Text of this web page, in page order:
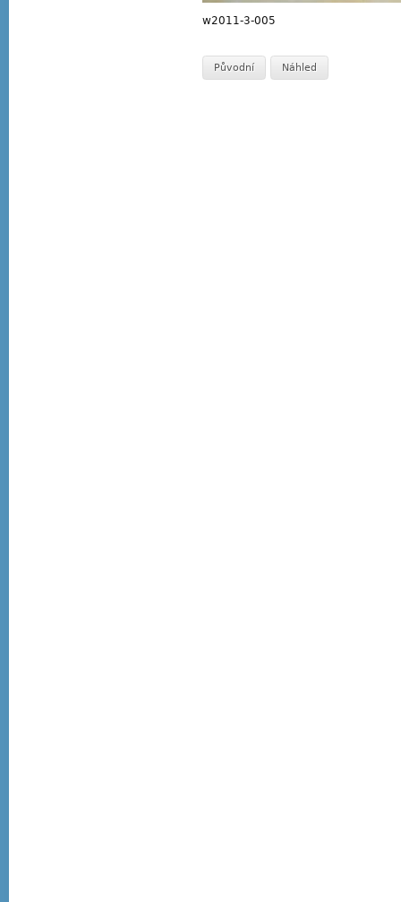
w2011-3-005
Původní Náhled